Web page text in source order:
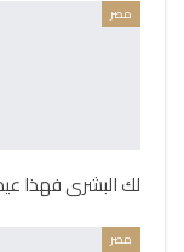
مصر
لك البشرى فهذا
مصر